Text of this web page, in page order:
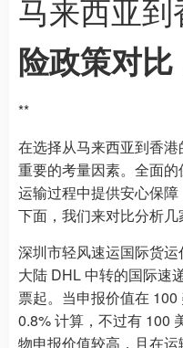
马来西亚到
险政策对
**
在选择从马来西亚到香
重要的考量因素。全面
运输过程中提供安心保障
下面，我们来对比分析几
深圳市轻风速运国际货
大陆 DHL 中转的国际速
票起。当申报价值在
0.8% 计算，不过有 100
物申报价值较高，且在